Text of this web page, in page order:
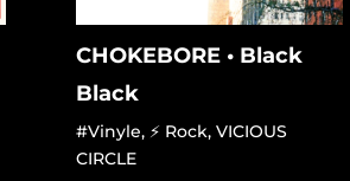
CHOKEBORE • Black
Black
#Vinyle, ⚡ Rock,VICIOUS
CIRCLE